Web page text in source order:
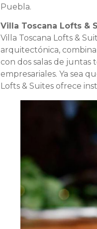
Puebla.
Villa Toscana Lofts &
Villa Toscana Lofts &
arquitectónica,
con dos salas de
empresariales. Ya sea
Lofts & Suites ofrece